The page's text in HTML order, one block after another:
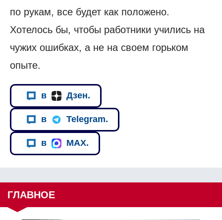
по рукам, все будет как положено.
Хотелось бы, чтобы работники учились на
чужих ошибках, а не на своем горьком
опыте.
в Дзен.
в Telegram.
в MAX.
ГЛАВНОЕ